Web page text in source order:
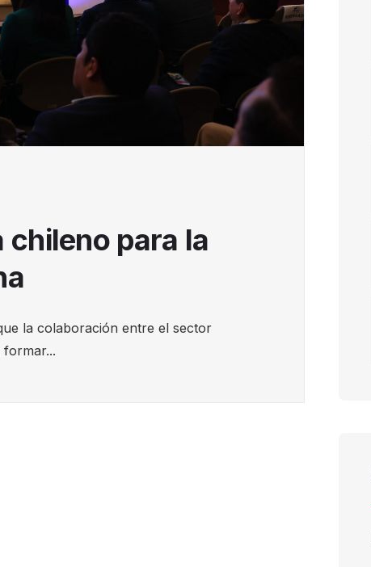
chileno para la
la colaboración entre el sector